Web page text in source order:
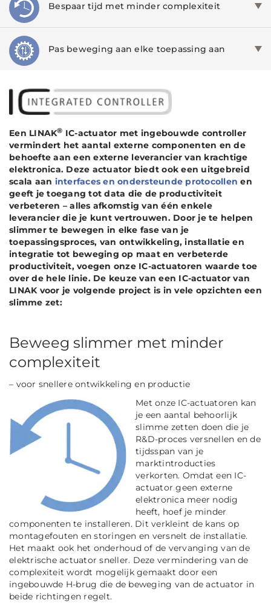
Bespaar tijd met minder complexiteit
Pas beweging aan elke toepassing aan
Een LINAK® IC-actuator met ingebouwde controller
vermindert het aantal externe componenten en de
behoefte aan een externe leverancier van krachtige
elektronica. Deze actuator biedt ook een uitgebreid
scala aan interfaces en ondersteunde protocollen en
geeft je toegang tot data die de productiviteit
verbeteren – alles afkomstig van één enkele
leverancier die je kunt vertrouwen. Door je te helpen
slimmer te bewegen in elke fase van je
toepassingsproces, van ontwikkeling, installatie en
integratie tot beweging op maat en verbeterde
productiviteit, voegen onze IC-actuatoren waarde toe
over de hele linie. De keuze van een IC-actuator van
LINAK voor je volgende project is in vele opzichten een
slimme zet:
Beweeg slimmer met minder
complexiteit
– voor snellere ontwikkeling en productie
Met onze IC-actuatoren kan
je een aantal behoorlijk
slimme zetten doen die je
R&D-proces versnellen en de
tijdsspan van je
marktintroducties
verkorten. Omdat een IC-
actuator geen externe
elektronica meer nodig
heeft, hoef je minder
componenten te installeren. Dit verkleint de kans op
montagefouten en storingen en versnelt de installatie.
Het maakt ook het onderhoud of de vervanging van de
elektrische actuator sneller. Deze vermindering van de
complexiteit wordt mogelijk gemaakt door een
ingebouwde H-brug die de beweging van de actuator in
beide richtingen regelt.